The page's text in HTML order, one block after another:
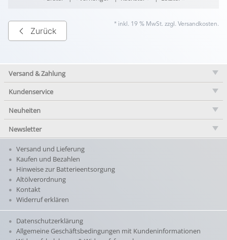
Zurück
* inkl. 19 % MwSt. zzgl. Versandkosten.
Versand & Zahlung
Kundenservice
Neuheiten
Newsletter
Versand und Lieferung
Kaufen und Bezahlen
Hinweise zur Batterieentsorgung
Altölverordnung
Kontakt
Widerruf erklären
Datenschutzerklärung
Allgemeine Geschäftsbedingungen mit Kundeninformationen